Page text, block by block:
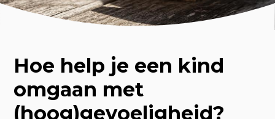
Hoe help je een kind
omgaan met
(hoog)gevoeligheid?